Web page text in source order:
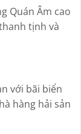
Quán Âm cao
tịnh và
với bãi biển
hàng hải sản